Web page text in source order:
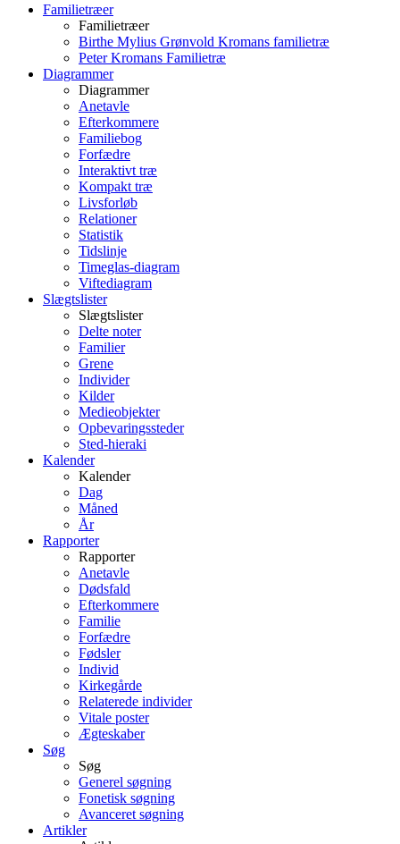
Familietræer
Familietræer
Birthe Mylius Grønvold Kromans familietræ
Peter Kromans Familietræ
Diagrammer
Diagrammer
Anetavle
Efterkommere
Familiebog
Forfædre
Interaktivt træ
Kompakt træ
Livsforløb
Relationer
Statistik
Tidslinje
Timeglas-diagram
Viftediagram
Slægtslister
Slægtslister
Delte noter
Familier
Grene
Individer
Kilder
Medieobjekter
Opbevaringssteder
Sted-hieraki
Kalender
Kalender
Dag
Måned
År
Rapporter
Rapporter
Anetavle
Dødsfald
Efterkommere
Familie
Forfædre
Fødsler
Individ
Kirkegårde
Relaterede individer
Vitale poster
Ægteskaber
Søg
Søg
Generel søgning
Fonetisk søgning
Avanceret søgning
Artikler